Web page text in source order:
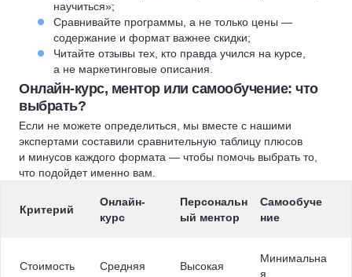
научиться»;
Сравнивайте программы, а не только цены —
содержание и формат важнее скидки;
Читайте отзывы тех, кто правда учился на курсе,
а не маркетинговые описания.
Онлайн-курс, ментор или самообучение: что
выбрать?
Если не можете определиться, мы вместе с нашими
экспертами составили сравнительную таблицу плюсов
и минусов каждого формата — чтобы помочь выбрать то,
что подойдет именно вам.
Критерий
Онлайн-
курс
Персональн
ый ментор
Самообуче
ние
Стоимость Средняя Высокая
Минимальна
я